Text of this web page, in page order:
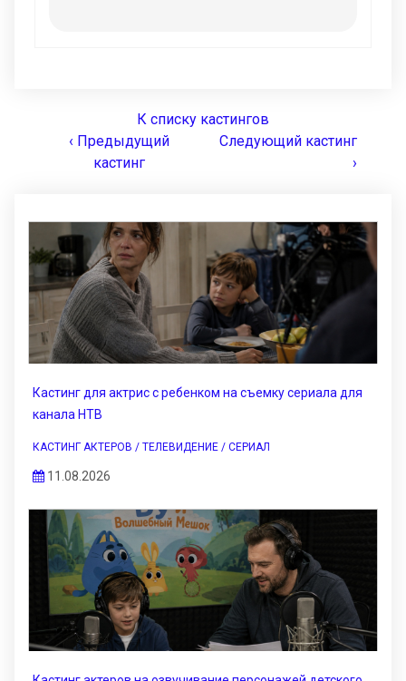
К списку кастингов
‹ Предыдущий
кастинг
Следующий кастинг
›
Кастинг для актрис с ребенком на съемку сериала для
канала НТВ
КАСТИНГ АКТЕРОВ / ТЕЛЕВИДЕНИЕ / СЕРИАЛ
11.08.2026